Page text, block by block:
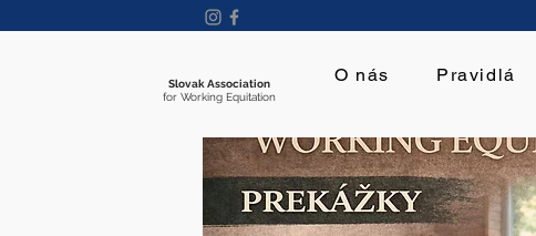
Slovak Association
for Working Equitation
O nás Pravidlá